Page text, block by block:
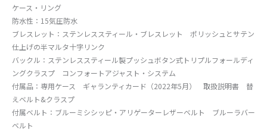
ケース・リング
防水性：15気圧防水
ブレスレット：ステンレススティール・ブレスレット ポリッシュとサテン
仕上げの半マルタ十字リンク
バックル：ステンレススティール製プッシュボタン式トリプルフォールディ
ングクラスプ コンフォートアジャスト・システム
付属品：専用ケース ギャランティカード（2022年5月） 取扱説明書 替
えベルト&クラスプ
付属ベルト：ブルーミシシッピ・アリゲーターレザーベルト ブルーラバー
ベルト